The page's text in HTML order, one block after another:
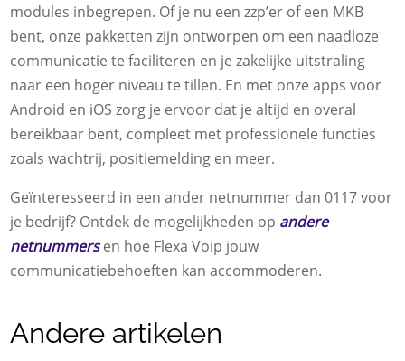
modules inbegrepen. Of je nu een zzp’er of een MKB
bent, onze pakketten zijn ontworpen om een naadloze
communicatie te faciliteren en je zakelijke uitstraling
naar een hoger niveau te tillen. En met onze apps voor
Android en iOS zorg je ervoor dat je altijd en overal
bereikbaar bent, compleet met professionele functies
zoals wachtrij, positiemelding en meer.
Geïnteresseerd in een ander netnummer dan 0117 voor
je bedrijf? Ontdek de mogelijkheden op andere
netnummersen hoe Flexa Voip jouw
communicatiebehoeften kan accommoderen.
Andere artikelen